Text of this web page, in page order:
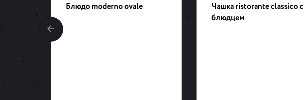
Блюдо moderno ovale
Чашка ristorante classico с
блюдцем